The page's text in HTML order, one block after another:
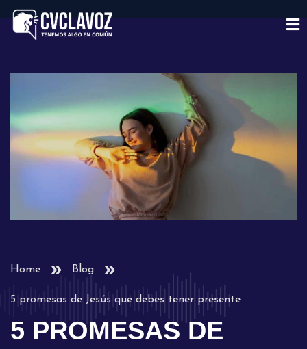
Home Blog
5 promesas de Jesús que debes tener presente
5 PROMESAS DE